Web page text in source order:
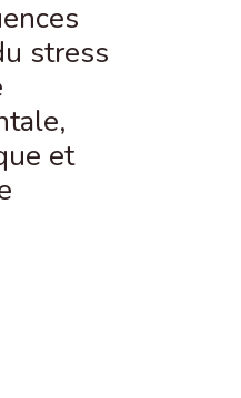
stress
et